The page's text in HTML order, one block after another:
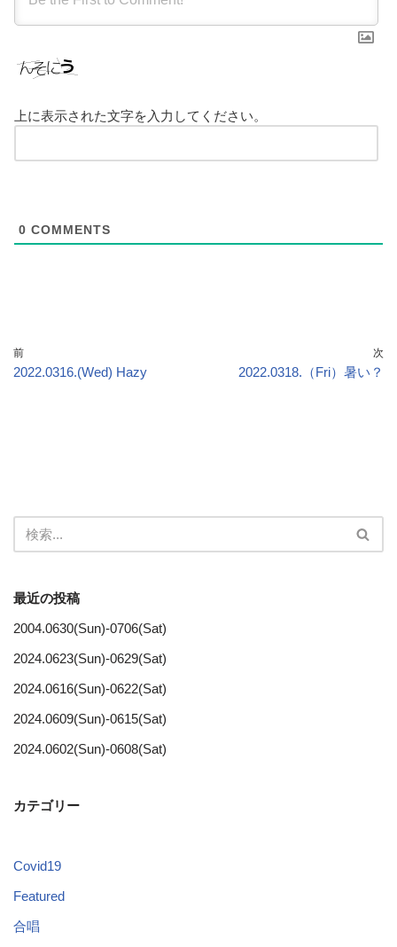
上に表示された文字を入力してください。
0 COMMENTS
前
2022.0316.(Wed) Hazy
次
2022.0318.（Fri）暑い？
最近の投稿
2004.0630(Sun)-0706(Sat)
2024.0623(Sun)-0629(Sat)
2024.0616(Sun)-0622(Sat)
2024.0609(Sun)-0615(Sat)
2024.0602(Sun)-0608(Sat)
カテゴリー
Covid19
Featured
合唱